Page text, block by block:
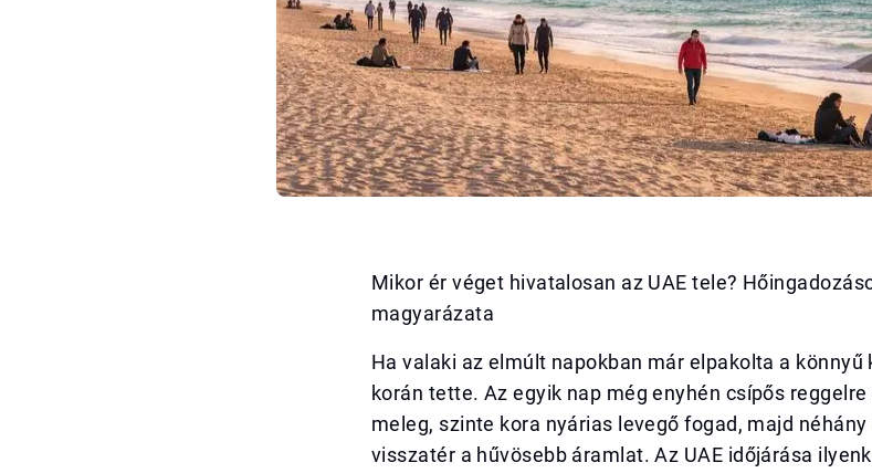
Mikor ér véget hivatalosan az UAE tele?
magyarázata
Ha valaki az elmúlt napokban már elpakolta a könnyű
korán tette. Az egyik nap még enyhén csípős
meleg, szinte kora nyárias levegő fogad, majd
visszatér a hűvösebb áramlat. Az UAE időjárása